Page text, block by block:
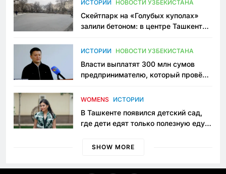
ИСТОРИИ НОВОСТИ УЗБЕКИСТАНА
Скейтпарк на «Голубых куполах»
залили бетоном: в центре Ташкента
пространство
ИСТОРИИ НОВОСТИ УЗБЕКИСТАНА
Власти выплатят 300 млн сумов
предпринимателю, который провёл
приговору
WOMENS ИСТОРИИ
В Ташкенте появился детский сад,
где дети едят только полезную еду.
просить «кашу без сахара»
SHOW MORE